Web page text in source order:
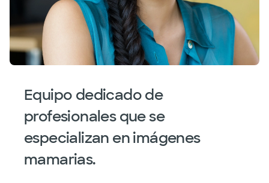
Equipo dedicado de
profesionales que se
especializan en imágenes
mamarias.